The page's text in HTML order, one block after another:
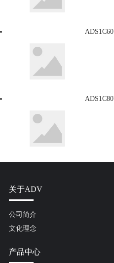
关于ADV
公司简介
文化理念
产品中心